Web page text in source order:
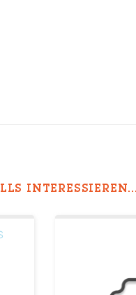
INTERESSIEREN...